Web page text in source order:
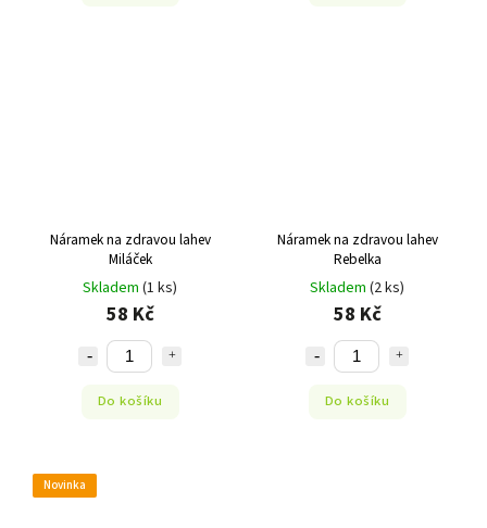
Náramek na zdravou lahev
Miláček
Skladem (1 ks)
58 Kč
Do košíku
Náramek na zdravou lahev
Rebelka
Skladem (2 ks)
58 Kč
Do košíku
Novinka